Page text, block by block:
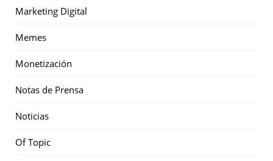
Marketing Digital
Memes
Monetización
Notas de Prensa
Noticias
Of Topic